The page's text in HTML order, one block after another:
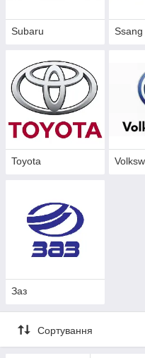
Subaru Ssang
Toyota
Заз
Сортування